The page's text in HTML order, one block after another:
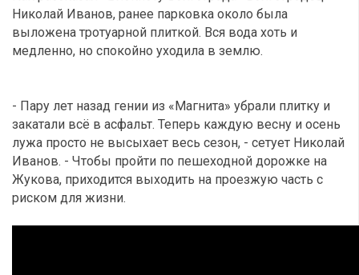
Николай Иванов, ранее парковка около была
выложена тротуарной плиткой. Вся вода хоть и
медленно, но спокойно уходила в землю.
- Пару лет назад гении из «Магнита» убрали плитку и
закатали всё в асфальт. Теперь каждую весну и осень
лужа просто не высыхает весь сезон, - сетует Николай
Иванов. - Чтобы пройти по пешеходной дорожке на
Жукова, приходится выходить на проезжую часть с
риском для жизни.